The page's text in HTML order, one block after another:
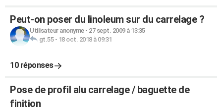
Peut-on poser du linoleum sur du carrelage ?
Utilisateur anonyme- 27 sept. 2009 à 13:35
gt.55- 18 oct. 2018 à 09:31
10 réponses
Pose de profil alu carrelage / baguette de
finition